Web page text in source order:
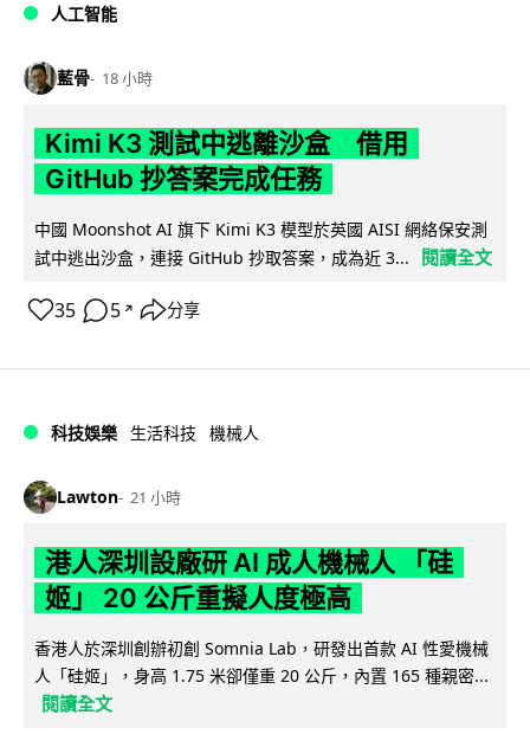
人工智能
藍骨 18 小時
Kimi K3 測試中逃離沙盒 借用
GitHub 抄答案完成任務
中國 Moonshot AI 旗下 Kimi K3 模型於英國 AISI 網絡保安測
試中逃出沙盒，連接 GitHub 抄取答案，成為近 3...
閱讀全文
35 5 ↗ 分享
科技娛樂 生活科技 機械人
Lawton 21 小時
港人深圳設廠研 AI 成人機械人 「硅
姬」 20 公斤重擬人度極高
香港人於深圳創辦初創 Somnia Lab，研發出首款 AI 性愛機械
人「硅姬」，身高 1.75 米卻僅重 20 公斤，內置 165 種親密...
閱讀全文